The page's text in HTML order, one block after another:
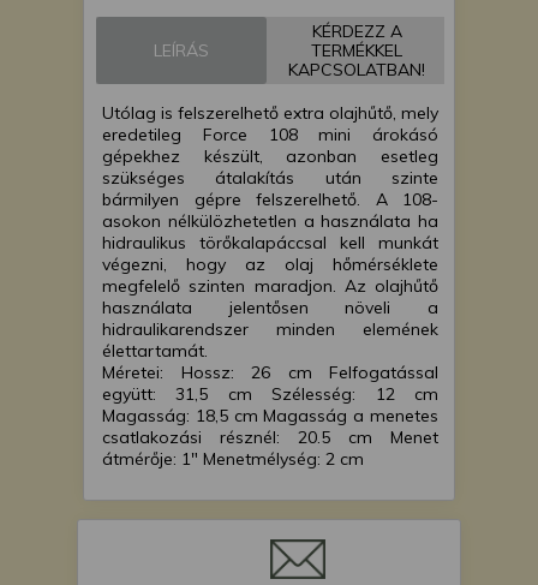
LEÍRÁS
KÉRDEZZ A
TERMÉKKEL
KAPCSOLATBAN!
Utólag is felszerelhető extra olajhűtő, mely
eredetileg Force 108 mini árokásó
gépekhez készült, azonban esetleg
szükséges átalakítás után szinte
bármilyen gépre felszerelhető. A 108-
asokon nélkülözhetetlen a használata ha
hidraulikus törőkalapáccsal kell munkát
végezni, hogy az olaj hőmérséklete
megfelelő szinten maradjon. Az olajhűtő
használata jelentősen növeli a
hidraulikarendszer minden elemének
élettartamát.
Méretei: Hossz: 26 cm Felfogatással
együtt: 31,5 cm Szélesség: 12 cm
Magasság: 18,5 cm Magasság a menetes
csatlakozási résznél: 20.5 cm Menet
átmérője: 1" Menetmélység: 2 cm